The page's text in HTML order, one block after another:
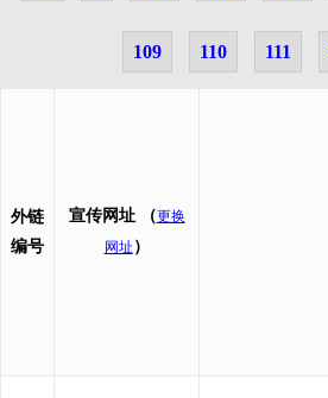
109 110 111
外链
编号
宣传网址 （更换
网址 ）